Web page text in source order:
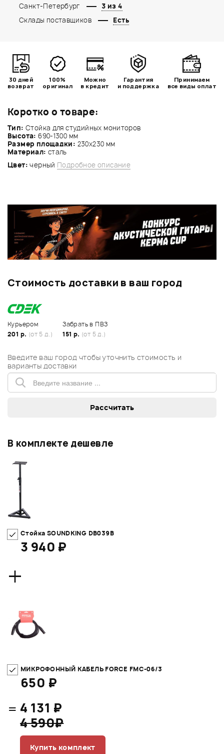
Коротко о товаре:
Тип: Стойка для студийных мониторов
Высота: 690-1300 мм
Размер площадки: 230x230 мм
Материал: сталь
Цвет: черный Подробное описание
Санкт-Петербург
3 из 4
Склады поставщиков
Есть
30 дней
возврат
100%
оригинал
Можно
в кредит
Гарантия
и поддержка
Принимаем
все виды оплат
Стоимость доставки в ваш город
Курьером
201 р. (от 5 д.)
Забрать в ПВЗ
151 р. (от 5 д.)
Введите ваш город чтобы уточнить стоимость и
варианты доставки
В комплекте дешевле
Стойка SOUNDKING DB039B
3 940 ₽
+
МИКРОФОННЫЙ КАБЕЛЬ FORCE FMC-06/3
650 ₽
= 4 131 ₽
4 590₽
Купить комплект